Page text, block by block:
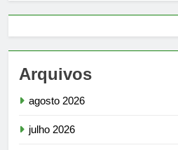
Arquivos
agosto 2026
julho 2026